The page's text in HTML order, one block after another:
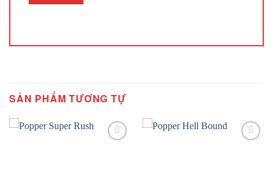
SẢN PHẨM TƯƠNG TỰ